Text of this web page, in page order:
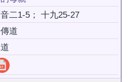
二1-5； 十九25-27
道